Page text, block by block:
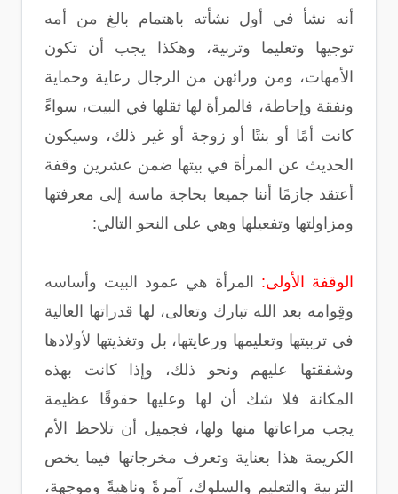
أنه نشأ في أول نشأته باهتمام بالغ من أمه
توجيها وتعليما وتربية، وهكذا يجب أن تكون
الأمهات، ومن ورائهن من الرجال رعاية وحماية
ونفقة وإحاطة، فالمرأة لها ثقلها في البيت، سواءً
كانت أمًا أو بنتًا أو زوجة أو غير ذلك، وسيكون
الحديث عن المرأة في بيتها ضمن عشرين وقفة
أعتقد جازمًا أننا جميعا بحاجة ماسة إلى معرفتها
ومزاولتها وتفعيلها وهي على النحو التالي:
الوقفة الأولى: المرأة هي عمود البيت وأساسه
وقِوامه بعد الله تبارك وتعالى، لها قدراتها العالية
في تربيتها وتعليمها ورعايتها، بل وتغذيتها لأولادها
وشفقتها عليهم ونحو ذلك، وإذا كانت بهذه
المكانة فلا شك أن لها وعليها حقوقًا عظيمة
يجب مراعاتها منها ولها، فجميل أن تلاحظ الأم
الكريمة هذا بعناية وتعرف مخرجاتها فيما يخص
التربية والتعليم والسلوك، آمرةً وناهيةً وموجهة،